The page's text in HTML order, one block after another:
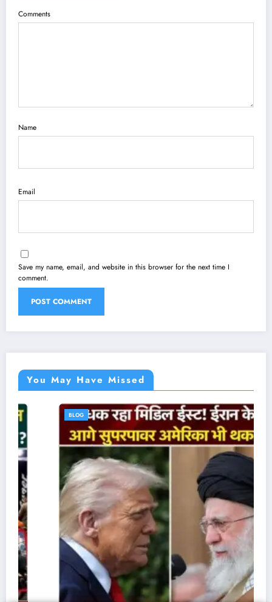
Comments
Name
Email
Save my name, email, and website in this browser for the next time I
comment.
You May Have Missed